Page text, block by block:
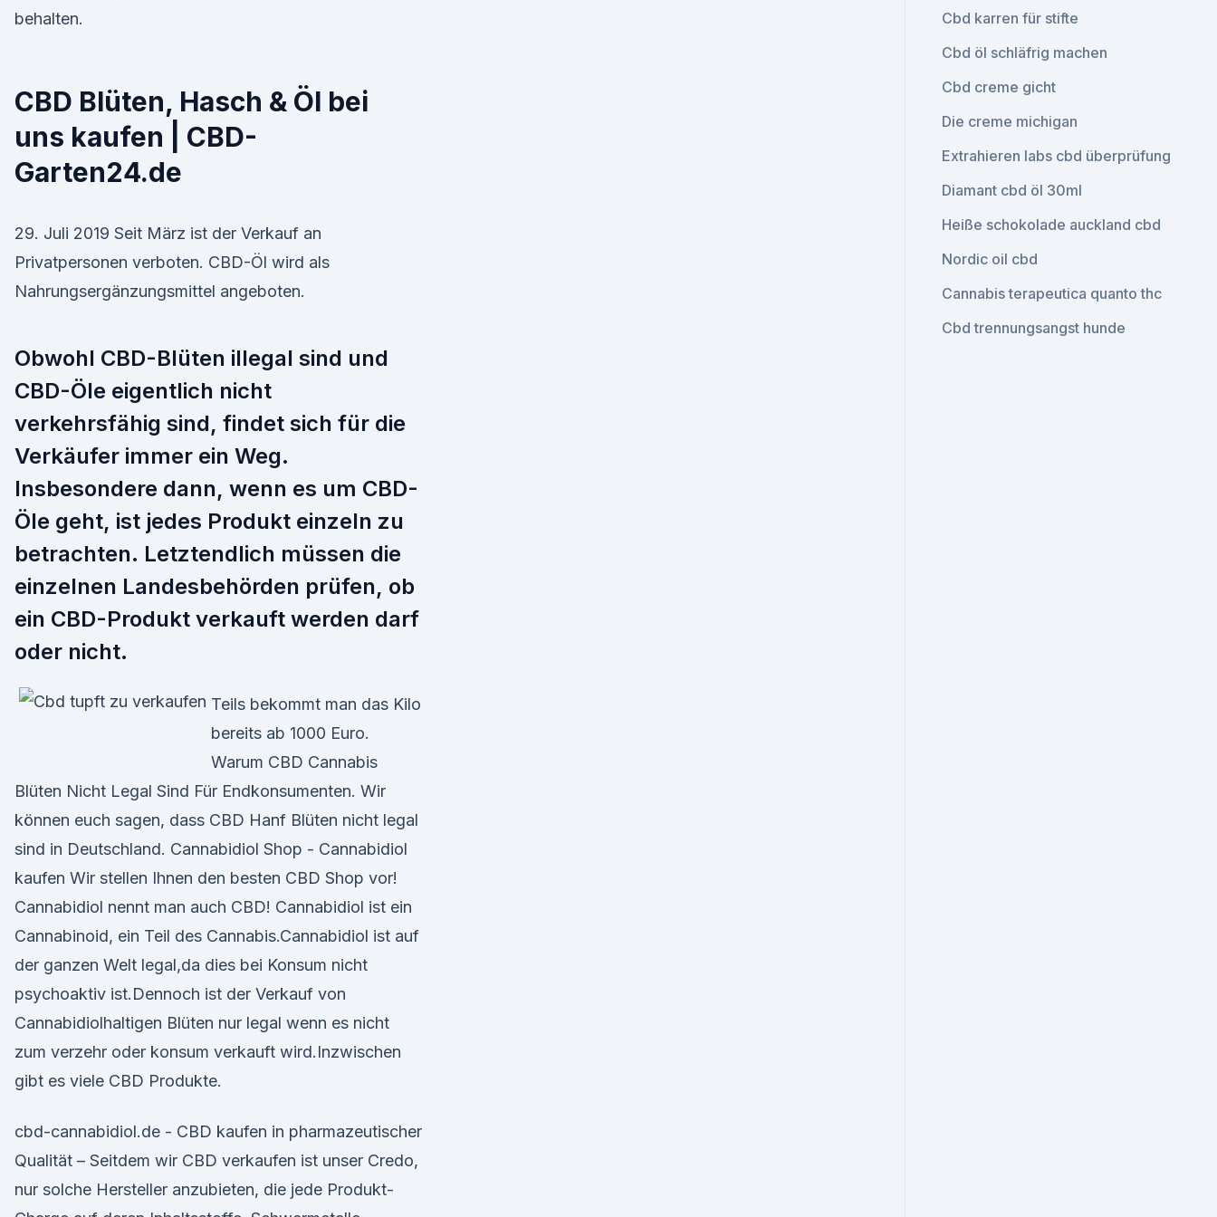
behalten.
CBD Blüten, Hasch & Öl bei
uns kaufen | CBD-
Garten24.de
29. Juli 2019 Seit März ist der Verkauf an
Privatpersonen verboten. CBD-Öl wird als
Nahrungsergänzungsmittel angeboten.
Obwohl CBD-Blüten illegal sind und
CBD-Öle eigentlich nicht
verkehrsfähig sind, findet sich für die
Verkäufer immer ein Weg.
Insbesondere dann, wenn es um CBD-
Öle geht, ist jedes Produkt einzeln zu
betrachten. Letztendlich müssen die
einzelnen Landesbehörden prüfen, ob
ein CBD-Produkt verkauft werden darf
oder nicht.
Teils bekommt man das Kilo
bereits ab 1000 Euro.
Warum CBD Cannabis
Blüten Nicht Legal Sind Für Endkonsumenten. Wir
können euch sagen, dass CBD Hanf Blüten nicht legal
sind in Deutschland. Cannabidiol Shop - Cannabidiol
kaufen Wir stellen Ihnen den besten CBD Shop vor!
Cannabidiol nennt man auch CBD! Cannabidiol ist ein
Cannabinoid, ein Teil des Cannabis.Cannabidiol ist auf
der ganzen Welt legal,da dies bei Konsum nicht
psychoaktiv ist.Dennoch ist der Verkauf von
Cannabidiolhaltigen Blüten nur legal wenn es nicht
zum verzehr oder konsum verkauft wird.Inzwischen
gibt es viele CBD Produkte.
cbd-cannabidiol.de - CBD kaufen in pharmazeutischer
Qualität – Seitdem wir CBD verkaufen ist unser Credo,
nur solche Hersteller anzubieten, die jede Produkt-
Cbd karren für stifte
Cbd öl schläfrig machen
Cbd creme gicht
Die creme michigan
Extrahieren labs cbd überprüfung
Diamant cbd öl 30ml
Heiße schokolade auckland cbd
Nordic oil cbd
Cannabis terapeutica quanto thc
Cbd trennungsangst hunde